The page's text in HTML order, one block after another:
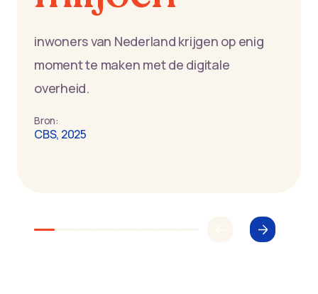
inwoners van Nederland krijgen op enig
moment te maken met de digitale
overheid.
Bron:
CBS, 2025